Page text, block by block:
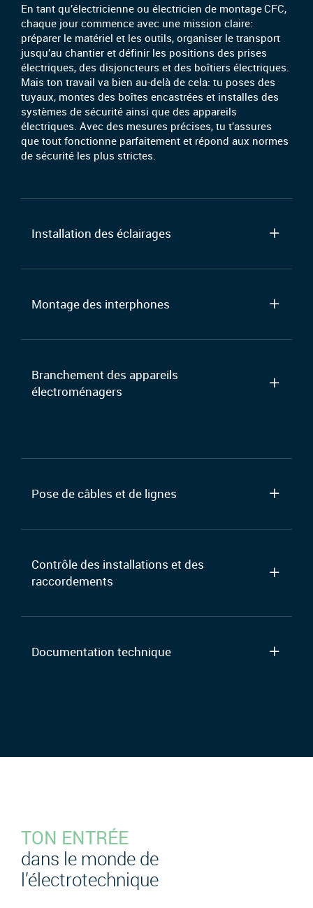
En tant qu’électricienne ou électricien de montage CFC,
chaque jour commence avec une mission claire:
préparer le matériel et les outils, organiser le transport
jusqu’au chantier et définir les positions des prises
électriques, des disjoncteurs et des boîtiers électriques.
Mais ton travail va bien au-delà de cela: tu poses des
tuyaux, montes des boîtes encastrées et installes des
systèmes de sécurité ainsi que des appareils
électriques. Avec des mesures précises, tu t’assures
que tout fonctionne parfaitement et répond aux normes
de sécurité les plus strictes.
Installation des éclairages
Montage des interphones
Branchement des appareils
électroménagers
Pose de câbles et de lignes
Contrôle des installations et des
raccordements
Documentation technique
TON ENTRÉE
dans le monde de
l’électrotechnique